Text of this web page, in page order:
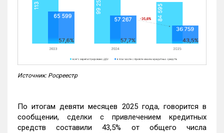
Источник: Росреестр
По итогам девяти месяцев 2025 года, говорится в
сообщении, сделки с привлечением кредитных
средств составили 43,5% от общего числа